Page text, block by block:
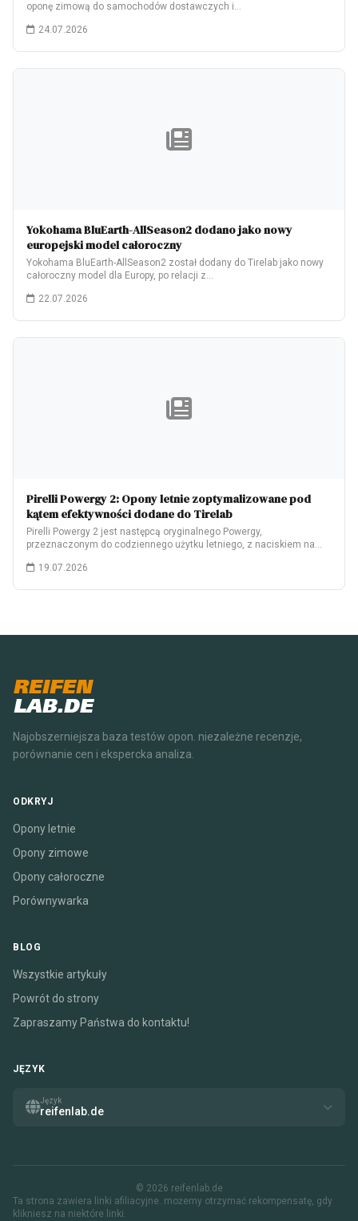
oponę zimową do samochodów dostawczych i…
24.07.2026
Yokohama BluEarth-AllSeason2 dodano jako nowy
europejski model całoroczny
Yokohama BluEarth-AllSeason2 został dodany do Tirelab jako nowy
całoroczny model dla Europy, po relacji z…
22.07.2026
Pirelli Powergy 2: Opony letnie zoptymalizowane pod
kątem efektywności dodane do Tirelab
Pirelli Powergy 2 jest następcą oryginalnego Powergy,
przeznaczonym do codziennego użytku letniego, z naciskiem na…
19.07.2026
REIFEN
LAB.DE
Najobszerniejsza baza testów opon. niezależne recenzje,
porównanie cen i ekspercka analiza.
ODKRYJ
Opony letnie
Opony zimowe
Opony całoroczne
Porównywarka
BLOG
Wszystkie artykuły
Powrót do strony
Zapraszamy Państwa do kontaktu!
JĘZYK
Język
reifenlab.de
© 2026 reifenlab.de
Ta strona zawiera linki afiliacyjne. możemy otrzymać rekompensatę, gdy
klikniesz na niektóre linki.